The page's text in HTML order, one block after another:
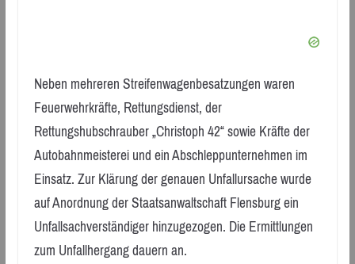
Neben mehreren Streifenwagenbesatzungen waren
Feuerwehrkräfte, Rettungsdienst, der
Rettungshubschrauber „Christoph 42“ sowie Kräfte der
Autobahnmeisterei und ein Abschleppunternehmen im
Einsatz. Zur Klärung der genauen Unfallursache wurde
auf Anordnung der Staatsanwaltschaft Flensburg ein
Unfallsachverständiger hinzugezogen. Die Ermittlungen
zum Unfallhergang dauern an.